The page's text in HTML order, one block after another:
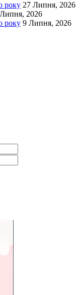
року 27 Липня, 2026
2026
року 9 Липня, 2026